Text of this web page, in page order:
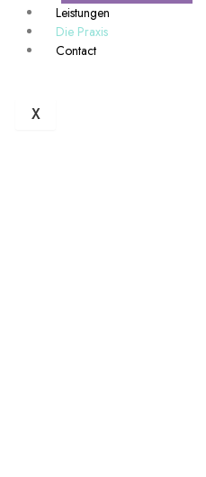
Leistungen
Die Praxis
Contact
X